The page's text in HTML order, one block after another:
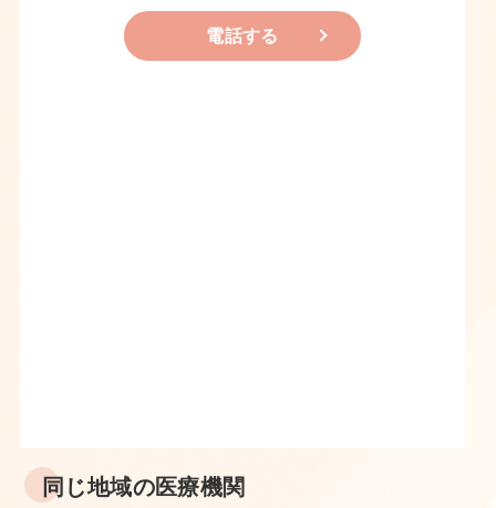
電話する
同じ地域の医療機関